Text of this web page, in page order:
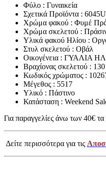
Φύλο : Γυναικεία
Σχετικά Προϊόντα : 6045U
Χρώμα φακού : Φυμέ
Χρώμα σκελετού :
Υλικά φακού Ηλίου :
Στυλ σκελετού : Οβάλ
Οικογένεια : ΓΥΑΛΙΑ
Βραχίονας σκελετού : 130
Κωδικός χρώματος :
Μέγεθος : 5517
Υλικό : Πάστινο
Κατάσταση : Weekend
Για παραγγελίες άνω των 40€ τα
Δείτε περισσότερα για τις